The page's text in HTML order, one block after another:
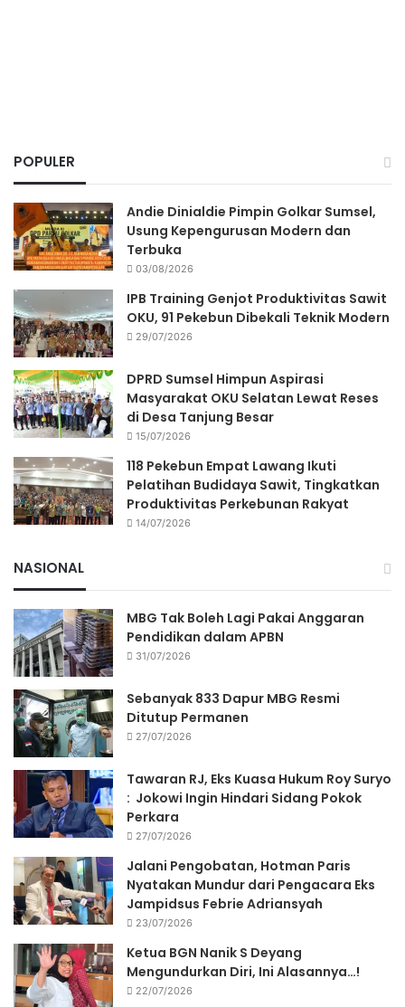
POPULER
Andie Dinialdie Pimpin Golkar Sumsel,
Usung Kepengurusan Modern dan
Terbuka
03/08/2026
IPB Training Genjot Produktivitas Sawit
OKU, 91 Pekebun Dibekali Teknik Modern
29/07/2026
DPRD Sumsel Himpun Aspirasi
Masyarakat OKU Selatan Lewat Reses
di Desa Tanjung Besar
15/07/2026
118 Pekebun Empat Lawang Ikuti
Pelatihan Budidaya Sawit, Tingkatkan
Produktivitas Perkebunan Rakyat
14/07/2026
NASIONAL
MBG Tak Boleh Lagi Pakai Anggaran
Pendidikan dalam APBN
31/07/2026
Sebanyak 833 Dapur MBG Resmi
Ditutup Permanen
27/07/2026
Tawaran RJ, Eks Kuasa Hukum Roy Suryo
: Jokowi Ingin Hindari Sidang Pokok
Perkara
27/07/2026
Jalani Pengobatan, Hotman Paris
Nyatakan Mundur dari Pengacara Eks
Jampidsus Febrie Adriansyah
23/07/2026
Ketua BGN Nanik S Deyang
Mengundurkan Diri, Ini Alasannya…!
22/07/2026